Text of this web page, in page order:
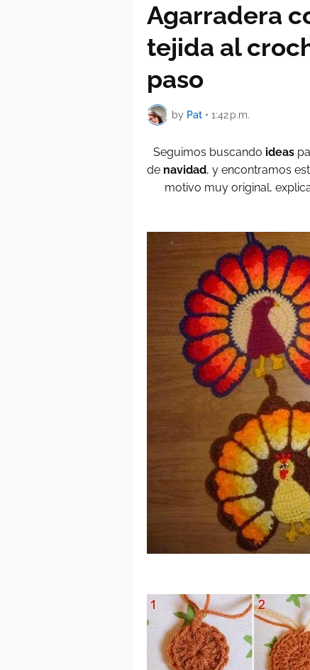
Agarradera
tejida al
paso
by Pat • 1:42 p.m.
Seguimos buscando ideas
de navidad, y encontramos
motivo muy original,